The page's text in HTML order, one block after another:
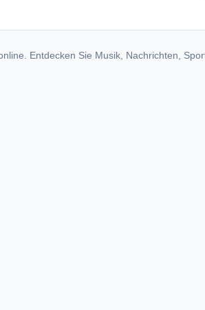
Entdecken Sie Musik, Nachrichten,